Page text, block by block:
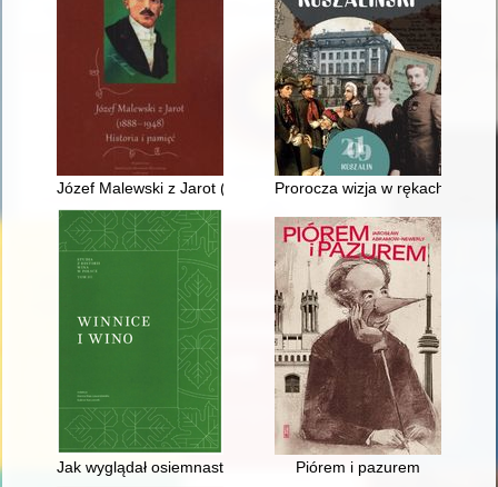
Józef Malewski z Jarot (1888-1948) : historia i pamięć
Prorocza wizja w rękach
Jak wyglądał osiemnastowieczny święty graal? : wybrane
Piórem i pazurem